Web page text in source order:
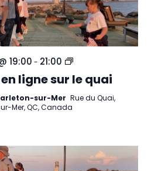
ligne sur le quai
19:00 - 21:00
Danse
ligne
le
Mer
sur-Mer Rue du Quai,
Mer, QC, Canada